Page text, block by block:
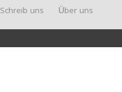
Schreib uns Über uns